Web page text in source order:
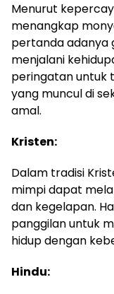
Menurut
menangkap
pertanda adanya
menjalani
peringatan untuk
yang muncul di
amal.
Kristen:
Dalam tradisi
mimpi dapat
dan kegelapan.
panggilan untuk
hidup dengan
Hindu: